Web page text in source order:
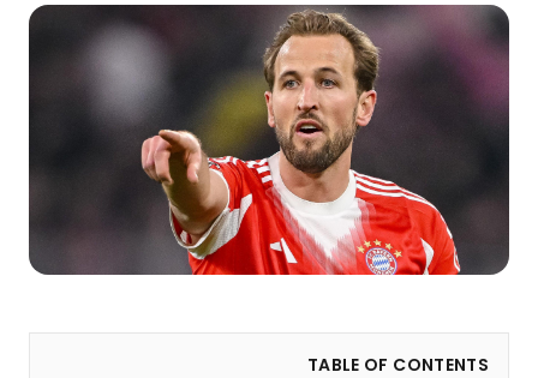
TABLE OF CONTENTS